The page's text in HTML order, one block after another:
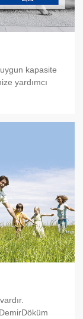
kapasite
yardımcı